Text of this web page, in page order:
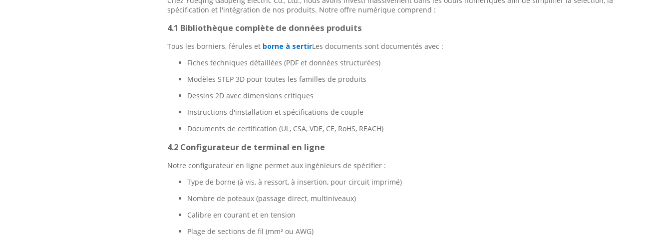
spécification et l'intégration de nos produits. Notre offre numérique comprend :
4.1 Bibliothèque complète de données produits
Tous les borniers, férules et borne à sertirLes documents sont documentés avec :
Fiches techniques détaillées (PDF et données structurées)
Modèles STEP 3D pour toutes les familles de produits
Dessins 2D avec dimensions critiques
Instructions d'installation et spécifications de couple
Documents de certification (UL, CSA, VDE, CE, RoHS, REACH)
4.2 Configurateur de terminal en ligne
Notre configurateur en ligne permet aux ingénieurs de spécifier :
Type de borne (à vis, à ressort, à insertion, pour circuit imprimé)
Nombre de poteaux (passage direct, multiniveaux)
Calibre en courant et en tension
Plage de sections de fil (mm² ou AWG)